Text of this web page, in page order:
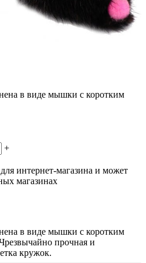
в виде мышки с коротким
+
интернет-магазина и может
магазинах
в виде мышки с коротким
прочная и
кружок.